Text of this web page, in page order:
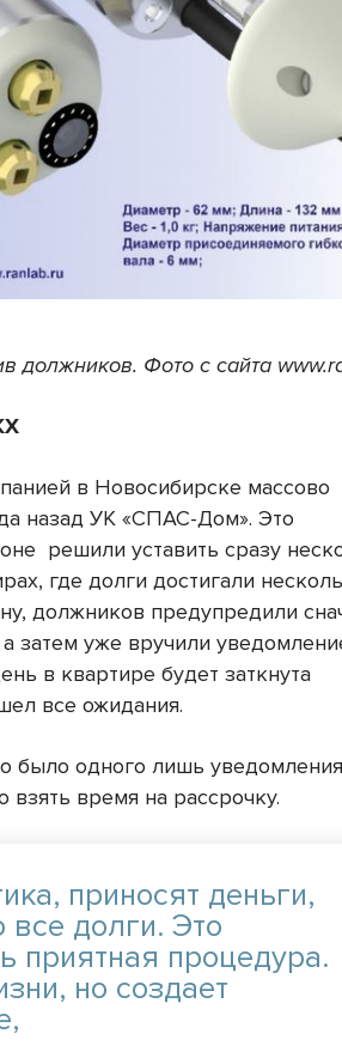
должников. Фото с сайта
в Новосибирске массово
назад УК «СПАС-Дом». Это
решили уставить сразу
где долги достигали
должников предупредили
затем уже вручили
в квартире будет заткнута
все ожидания.
было одного лишь
взять время на рассрочку.
приносят деньги,
долги. Это
приятная процедура.
но создает